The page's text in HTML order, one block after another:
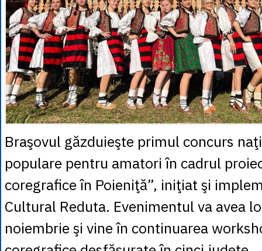
Braşovul găzduieşte primul concurs
populare pentru amatori în cadrul
coregrafice în Poieniţă”, iniţiat şi
Cultural Reduta. Evenimentul va avea
noiembrie şi vine în continuarea